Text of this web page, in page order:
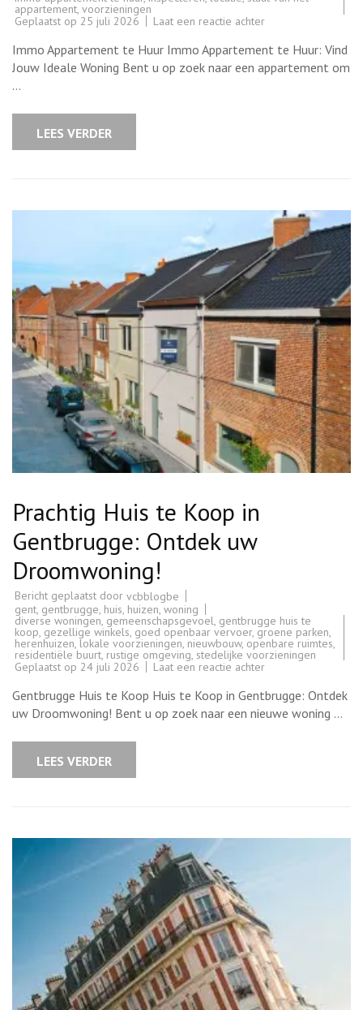
appartement voorzieningen
Geplaatst op 25 juli 2026 Laat een reactie achterop
Immo
Appartement
te
Huur
Immo Appartement te Huur Immo Appartement te Huur: Vind
Jouw Ideale Woning Bent u op zoek naar een appartement om
…
LEES VERDER
Prachtig Huis te Koop in
Gentbrugge: Ontdek uw
Droomwoning!
Bericht geplaatst door vcbblogbe
gent, gentbrugge, huis, huizen, woning
diverse woningen, gemeenschapsgevoel, gentbrugge huis te
koop, gezellige winkels, goed openbaar vervoer, groene parken,
herenhuizen,lokale voorzieningen, nieuwbouw, openbare ruimtes,
residentiële buurt, rustige omgeving, stedelijke voorzieningen
Geplaatst op 24 juli 2026 Laat een reactie achterop
Huis
te
Koop
in
Gentbrugge Huis te Koop Huis te Koop in Gentbrugge: Ontdek
uw Droomwoning! Bent u op zoek naar een nieuwe woning …
LEES VERDER